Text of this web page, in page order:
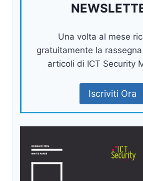
Una volta al mese
gratuitamente la
articoli di ICT Security
Iscriviti Ora